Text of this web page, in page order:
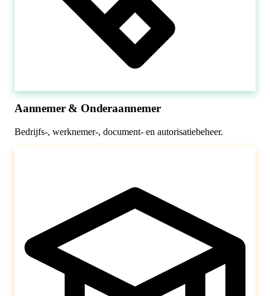
Aannemer & Onderaannemer
Bedrijfs-, werknemer-, document- en autorisatiebeheer.